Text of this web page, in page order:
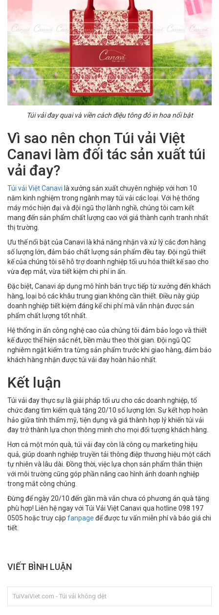
Túi vải đay quai và viền cách điệu tông đỏ in hoa nổi bật
Vì sao nên chọn Túi vải Việt
Canavi làm đối tác sản xuất túi
vải đay?
Túi vải Việt Canavi là xưởng sản xuất chuyên nghiệp với hơn 10
năm kinh nghiệm trong ngành may túi vải các loại. Với hệ thống
máy móc hiện đại và đội ngũ thợ lành nghề, chúng tôi cam kết
mang đến sản phẩm chất lượng cao với giá thành cạnh tranh nhất
thị trường.
Ưu thế nổi bật của Canavi là khả năng nhận và xử lý các đơn hàng
số lượng lớn, đảm bảo chất lượng sản phẩm đều tay. Đội ngũ thiết
kế của chúng tôi sẽ hỗ trợ doanh nghiệp tối ưu hóa thiết kế sao cho
vừa đẹp mắt, vừa tiết kiệm chi phí in ấn.
Đặc biệt, Canavi áp dụng mô hình bán trực tiếp từ xưởng đến khách
hàng, loại bỏ các khâu trung gian không cần thiết. Điều này giúp
doanh nghiệp tiết kiệm đáng kể chi phí mà vẫn nhận được sản
phẩm chất lượng tốt nhất.
Hệ thống in ấn công nghệ cao của chúng tôi đảm bảo logo và thiết
kế được thể hiện sắc nét, bền màu theo thời gian. Đội ngũ QC
nghiêm ngặt kiểm tra từng sản phẩm trước khi giao hàng, đảm bảo
khách hàng nhận được túi vải đay hoàn hảo nhất.
Kết luận
Túi vải đay thực sự là giải pháp tối ưu cho các doanh nghiệp, tổ
chức đang tìm kiếm quà tặng 20/10 số lượng lớn. Sự kết hợp hoàn
hảo giữa tính thẩm mỹ, tiện dụng và giá thành hợp lý khiến túi vải
đay trở thành lựa chọn thông minh cho mọi đối tượng khách hàng.
Hơn cả một món quà, túi vải đay còn là công cụ marketing hiệu
quả, giúp doanh nghiệp truyền tải thông điệp thương hiệu một cách
tự nhiên và lâu dài. Đồng thời, việc lựa chọn sản phẩm thân thiện
với môi trường cũng góp phần nâng cao hình ảnh doanh nghiệp
trong mắt công chúng.
Đừng để ngày 20/10 đến gần mà vẫn chưa có phương án quà tặng
phù hợp! Liên hệ ngay với Túi Vải Việt Canavi qua hotline 098 197
0505‬ hoặc truy cập fanpage để được tư vấn miễn phí và báo giá chi
tiết.
VIẾT BÌNH LUẬN